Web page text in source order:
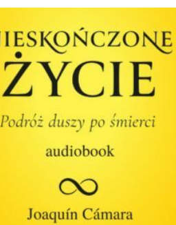
starzenia się. W to, że jedyną wartością jest
starając się bardziej od innych - w
co w kulturze zapierdolu jest gorsze
rozczarowaniem. Jeśli w to uwierzymy, nasze
puste, a wszelkie poszukiwania jego sensu
spod znaku "wyobraź sobie, że nie masz
że dopiero po jakimś czasie się zorientujemy,
jej nie poddawać. To lepsze niż obudzić się